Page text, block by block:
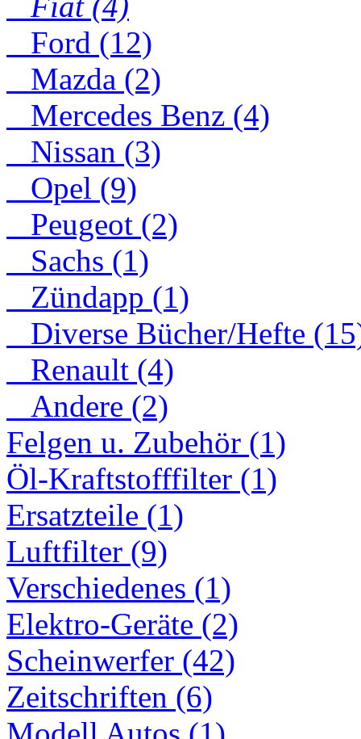
Ford (12)
Mazda (2)
Mercedes Benz (4)
Nissan (3)
Opel (9)
Peugeot (2)
Sachs (1)
Zündapp (1)
Diverse Bücher/Hefte
Renault (4)
Andere (2)
Felgen u. Zubehör (1)
Öl-Kraftstofffilter (1)
Ersatzteile (1)
Luftfilter (9)
Verschiedenes (1)
Elektro-Geräte (2)
Scheinwerfer (42)
Zeitschriften (6)